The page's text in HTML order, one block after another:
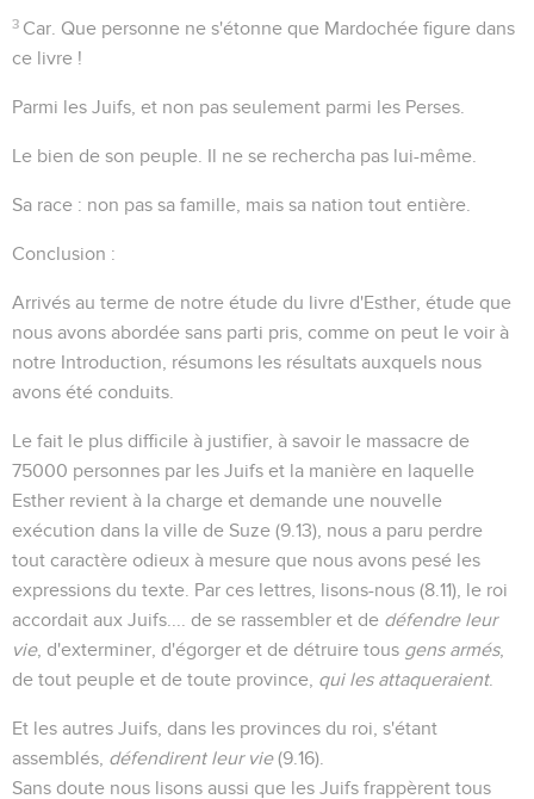
3 Car . Que personne ne s'étonne que Mardochée figure dans
ce livre !
Parmi les Juifs , et non pas seulement parmi les Perses.
Le bien de son peuple . Il ne se rechercha pas lui-même.
Sa race : non pas sa famille, mais sa nation tout entière.
Conclusion :
Arrivés au terme de notre étude du livre d'Esther, étude que
nous avons abordée sans parti pris, comme on peut le voir à
notre Introduction, résumons les résultats auxquels nous
avons été conduits.
Le fait le plus difficile à justifier, à savoir le massacre de
75000 personnes par les Juifs et la manière en laquelle
Esther revient à la charge et demande une nouvelle
exécution dans la ville de Suze (9.13), nous a paru perdre
tout caractère odieux à mesure que nous avons pesé les
expressions du texte. Par ces lettres , lisons-nous (8.11), le roi
accordait aux Juifs.... de se rassembler et de défendre leur
vie, d'exterminer, d'égorger et de détruire tous gens armés,
de tout peuple et de toute province, qui les attaqueraient.
Et les autres Juifs, dans les provinces du roi, s'étant
assemblés, défendirent leur vie(9.16).
Sans doute nous lisons aussi que les Juifs frappèrent tous